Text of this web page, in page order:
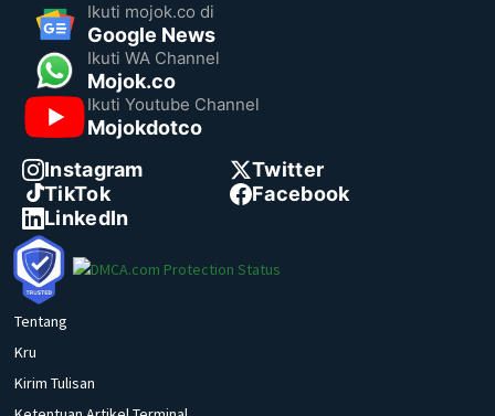
Ikuti mojok.co di
Google News
Ikuti WA Channel
Mojok.co
Ikuti Youtube Channel
Mojokdotco
Instagram
Twitter
TikTok
Facebook
LinkedIn
Tentang
Kru
Kirim Tulisan